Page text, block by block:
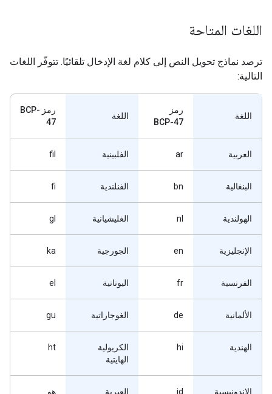
اللغات المتاحة
ترصد نماذج تحويل النص إلى كلام لغة الإدخال تلقائيًا. تتوفّر اللغات
التالية:
اللغة
رمز
BCP-47
اللغة
رمز BCP-
47
العربية ar الفلبينية fil
البنغالية bn الفنلندية fi
الهولندية nl الغليشيانية gl
الإنجليزية en الجورجية ka
الفرنسية fr اليونانية el
الألمانية de الغوجاراتية gu
الهندية hi
الكريولية
الهايتية
ht
الإندونيسية id العبرية هو